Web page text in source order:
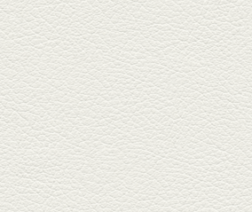
籠町通り『熊本郷土料
もなか』で熊本県産の
を！...
2025年10月17日放送
ヒレ焼き＆牛ひれ
レー
武蔵小路で人気の『ヒ
んちゃん』へ。『銀ハ
杯！ブ...
2025年9月26日放送
フォンダンエッグ